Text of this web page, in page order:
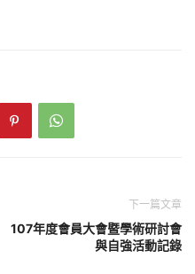
下一篇文章
107年度會員大會暨學術研討會
與自強活動記錄